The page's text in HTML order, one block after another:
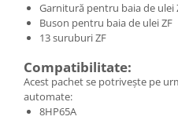
Garnitură pentru baia de ulei
Buson pentru baia de ulei ZF
13 suruburi ZF
Compatibilitate:
Acest pachet se potrivește pe
automate:
8HP65A